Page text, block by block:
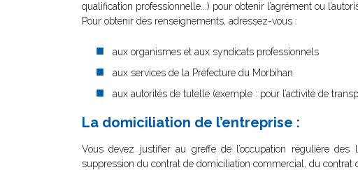
qualification professionnelle...) pour obtenir l’agrément ou
Pour obtenir des renseignements, adressez-vous :
aux organismes et aux syndicats professionnels
aux services de la Préfecture du Morbihan
aux autorités de tutelle (exemple : pour l’activité de
La domiciliation de l’entreprise :
Vous devez justifier au greffe de l’occupation régulière
suppression du contrat de domiciliation commercial, du contrat